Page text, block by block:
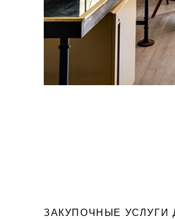
ЗАКУПОЧНЫЕ УСЛУГИ